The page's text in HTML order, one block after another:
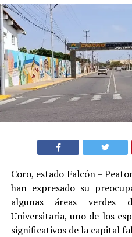
Coro, estado Falcón –
han expresado su
algunas áreas verdes
Universitaria, uno de los
significativos de la capital